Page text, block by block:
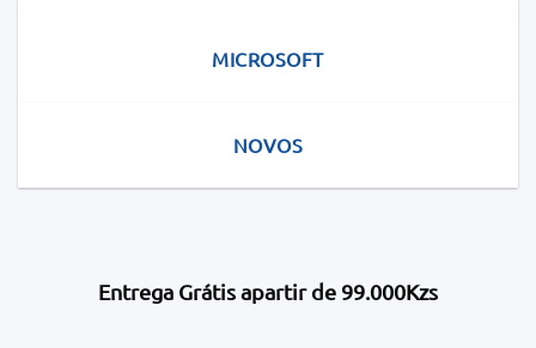
MICROSOFT
NOVOS
Entrega Grátis apartir de 99.000Kzs